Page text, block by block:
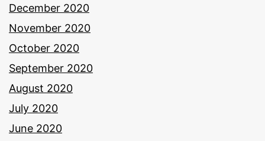
December 2020
November 2020
October 2020
September 2020
August 2020
July 2020
June 2020